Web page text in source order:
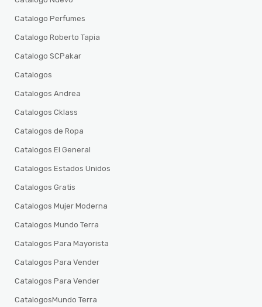
Catalogo Perfumes
Catalogo Roberto Tapia
Catalogo SCPakar
Catalogos
Catalogos Andrea
Catalogos Cklass
Catalogos de Ropa
Catalogos El General
Catalogos Estados Unidos
Catalogos Gratis
Catalogos Mujer Moderna
Catalogos Mundo Terra
Catalogos Para Mayorista
Catalogos Para Vender
Catalogos Para Vender
CatalogosMundo Terra